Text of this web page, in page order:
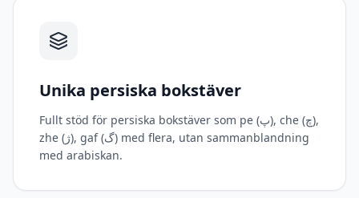
Unika persiska bokstäver
Fullt stöd för persiska bokstäver som pe (پ), che (چ),
zhe (ژ), gaf (گ) med flera, utan sammanblandning
med arabiskan.